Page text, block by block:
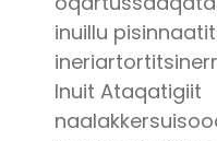
inuillu
Inuit Ataqatigiit